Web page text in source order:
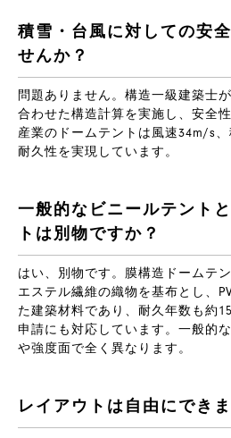
積雪・台風に対しての安
せんか？
問題ありません。構造一級建築士
合わせた構造計算を実施し、安全
産業のドームテントは風速34m/s
耐久性を実現しています。
一般的なビニールテント
トは別物ですか？
はい、別物です。膜構造ドームテ
エステル繊維の織物を基布とし、
た建築材料であり、耐久年数も約
申請にも対応しています。一般的
や強度面で全く異なります。
レイアウトは自由にでき